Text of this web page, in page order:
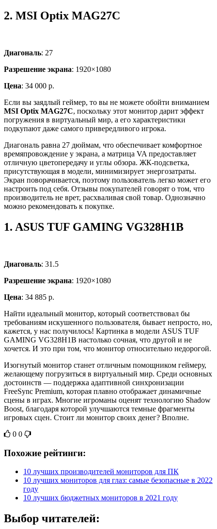
2. MSI Optix MAG27C
Диагональ: 27
Разрешение экрана: 1920×1080
Цена: 34 000 р.
Если вы заядлый геймер, то вы не можете обойти вниманием
MSI Optix MAG27C, поскольку этот монитор дарит эффект
погружения в виртуальный мир, а его характеристики
подкупают даже самого привередливого игрока.
Диагональ равна 27 дюймам, что обеспечивает комфортное
времяпровождение у экрана, а матрица VA предоставляет
отличную цветопередачу и углы обзора. ЖК-подсветка,
присутствующая в модели, минимизирует энергозатраты.
Экран поворачивается, поэтому пользователь легко может его
настроить под себя. Отзывы покупателей говорят о том, что
производитель не врет, расхваливая свой товар. Однозначно
можно рекомендовать к покупке.
1. ASUS TUF GAMING VG328H1B
Диагональ: 31.5
Разрешение экрана: 1920×1080
Цена: 34 885 р.
Найти идеальный монитор, который соответствовал бы
требованиям искушенного пользователя, бывает непросто, но,
кажется, у нас получилось! Картинка в модели ASUS TUF
GAMING VG328H1B настолько сочная, что другой и не
хочется. И это при том, что монитор относительно недорогой.
Изогнутый монитор станет отличным помощником геймеру,
желающему погрузиться в виртуальный мир. Среди основных
достоинств — поддержка адаптивной синхронизации
FreeSync Premium, которая плавно отображает динамичные
сцены в играх. Многие игроманы оценят технологию Shadow
Boost, благодаря которой улучшаются темные фрагменты
игровых сцен. Стоит ли монитор своих денег? Вполне.
0 0
Похожие рейтинги:
10 лучших производителей мониторов для ПК
10 лучших мониторов для глаз: самые безопасные в 2022
году
10 лучших бюджетных мониторов в 2021 году
Выбор читателей: